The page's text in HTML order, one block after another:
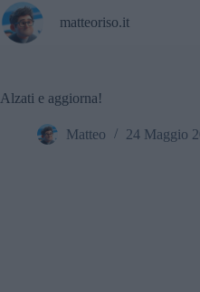
Salta
al
contenuto
matteoriso.it
Alzati e aggiorna!
Matteo 24 Maggio